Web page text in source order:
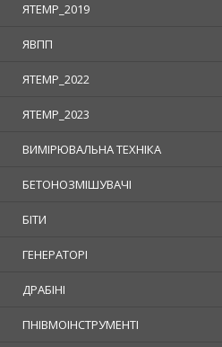
ЯTEMP_2019
ЯВПП
ЯTEMP_2022
ЯTEMP_2023
ВИМІРЮВАЛЬНА ТЕХНІКА
БЕТОНОЗМІШУВАЧІ
БІТИ
ГЕНЕРАТОРІ
ДРАБІНІ
ПНІВМОІНСТРУМЕНТІ